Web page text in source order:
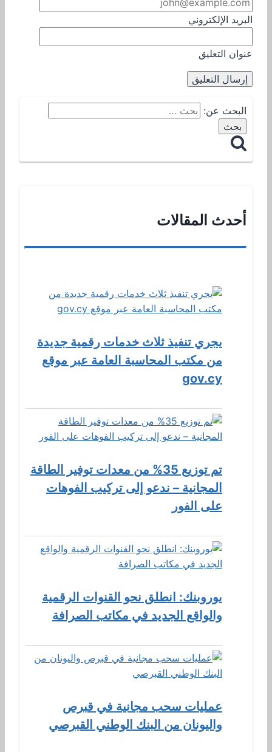
البريد الإلكتروني
عنوان التعليق
البحث عن:
أحدث المقالات
يجري تنفيذ ثلاث خدمات رقمية جديدة
من مكتب المحاسبة العامة عبر موقع
gov.cy
تم توزيع 35% من معدات توفير الطاقة
المجانية – ندعو إلى تركيب الفوهات
على الفور
يوروبنك: انطلق نحو القنوات الرقمية
والواقع الجديد في مكاتب الصرافة
عمليات سحب مجانية في قبرص
واليونان من البنك الوطني القبرصي